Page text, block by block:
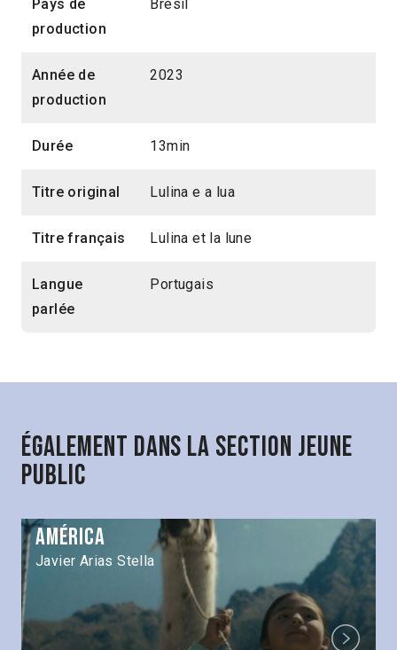
Pays de
production
Brésil
Année de
production
2023
Durée 13min
Titre original Lulina e a lua
Titre français Lulina et la lune
Langue
parlée
Portugais
Également dans la section Jeune
public
América
Javier Arias Stella
Next